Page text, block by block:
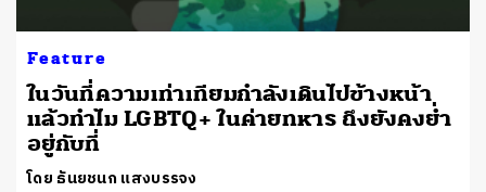
Feature
ในวันที่ความเท่าเทียมกำลังเดินไปข้างหน้า
แล้วทำไม LGBTQ+ ในค่ายทหาร ถึงยังคงย่ำ
อยู่กับที่
โดย ธันยชนก แสงบรรจง